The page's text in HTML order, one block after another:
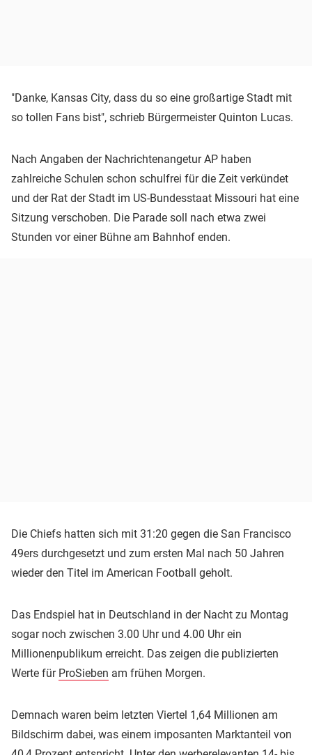
"Danke, Kansas City, dass du so eine großartige Stadt mit
so tollen Fans bist", schrieb Bürgermeister Quinton Lucas.
Nach Angaben der Nachrichtenangetur AP haben
zahlreiche Schulen schon schulfrei für die Zeit verkündet
und der Rat der Stadt im US-Bundesstaat Missouri hat eine
Sitzung verschoben. Die Parade soll nach etwa zwei
Stunden vor einer Bühne am Bahnhof enden.
Die Chiefs hatten sich mit 31:20 gegen die San Francisco
49ers durchgesetzt und zum ersten Mal nach 50 Jahren
wieder den Titel im American Football geholt.
Das Endspiel hat in Deutschland in der Nacht zu Montag
sogar noch zwischen 3.00 Uhr und 4.00 Uhr ein
Millionenpublikum erreicht. Das zeigen die publizierten
Werte für ProSieben am frühen Morgen.
Demnach waren beim letzten Viertel 1,64 Millionen am
Bildschirm dabei, was einem imposanten Marktanteil von